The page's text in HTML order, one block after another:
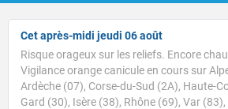
Cet après-midi jeudi 06 août
Risque orageux sur les reliefs. Encore
Vigilance orange canicule en cours sur
Ardèche (07), Corse-du-Sud (2A), Haute-
Gard (30), Isère (38), Rhône (69), Var